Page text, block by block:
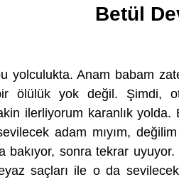
Betül
yolculukta. Anam babam
ölülük yok değil. Şimdi,
ilerliyorum karanlık yolda.
adam mıyım,
bakıyor, sonra tekrar uyuyor.
saçları ile o da